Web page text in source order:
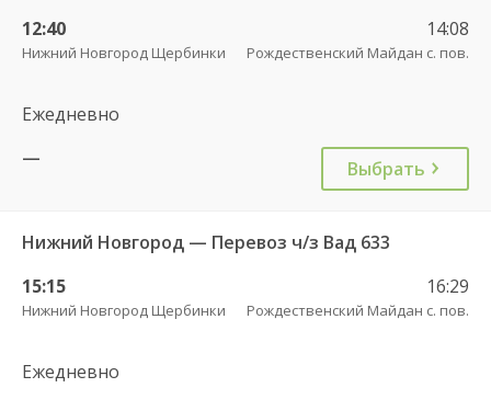
12:40
Нижний Новгород Щербинки
14:08
Рождественский Майдан с. пов.
Ежедневно
—
Выбрать
Нижний Новгород — Перевоз ч/з Вад 633
15:15
Нижний Новгород Щербинки
16:29
Рождественский Майдан с. пов.
Ежедневно